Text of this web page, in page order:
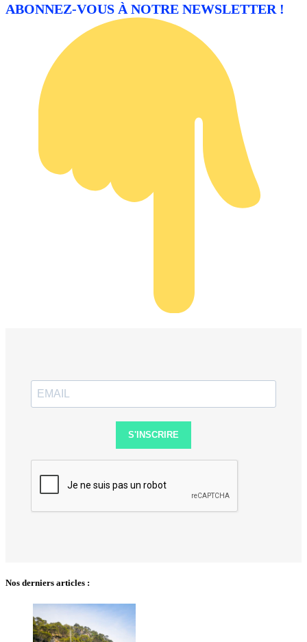
ABONNEZ-VOUS À NOTRE NEWSLETTER !
S'INSCRIRE
Nos derniers articles :